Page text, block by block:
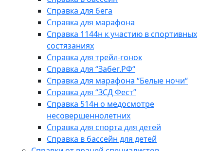
Справка для бега
Справка для марафона
Справка 1144н к участию в спортивных
состязаниях
Справка для трейл-гонок
Справка для “Забег.РФ“
Справка для марафона “Белые ночи“
Справка для “ЗСД Фест”
Справка 514н о медосмотре
несовершеннолетних
Справка для спорта для детей
Справка в бассейн для детей